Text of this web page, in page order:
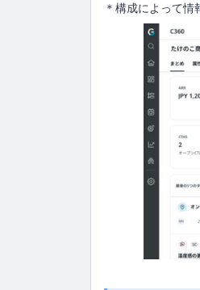
＊構成によって情